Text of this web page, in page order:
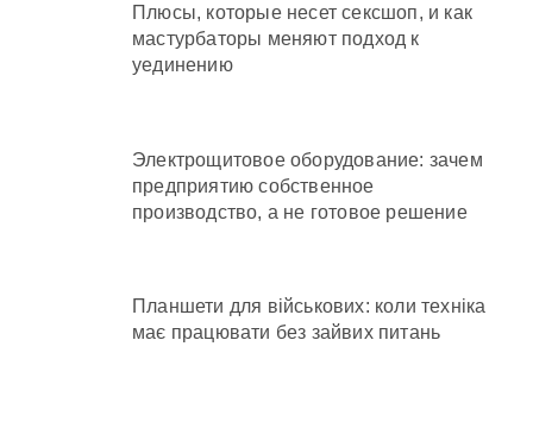
Плюсы, которые несет сексшоп, и как
мастурбаторы меняют подход к
уединению
Электрощитовое оборудование: зачем
предприятию собственное
производство, а не готовое решение
Планшети для військових: коли техніка
має працювати без зайвих питань